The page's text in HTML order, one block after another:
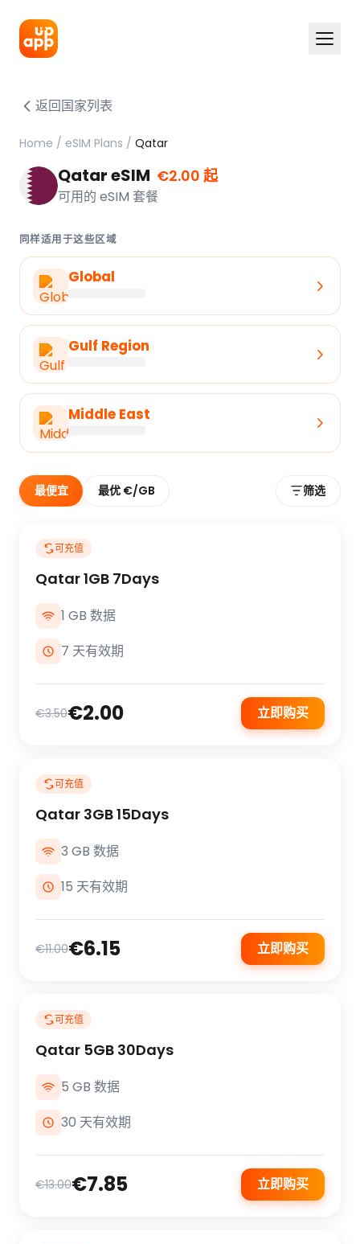
返回国家列表
Home / eSIM Plans / Qatar
Qatar eSIM €2.00 起
可用的 eSIM 套餐
同样适用于这些区域
Global
Gulf Region
Middle East
最便宜 最优 €/GB 筛选
可充值
Qatar 1GB 7Days
1 GB 数据
7 天有效期
€3.50€2.00 立即购买
可充值
Qatar 3GB 15Days
3 GB 数据
15 天有效期
€11.00€6.15 立即购买
可充值
Qatar 5GB 30Days
5 GB 数据
30 天有效期
€13.00€7.85 立即购买